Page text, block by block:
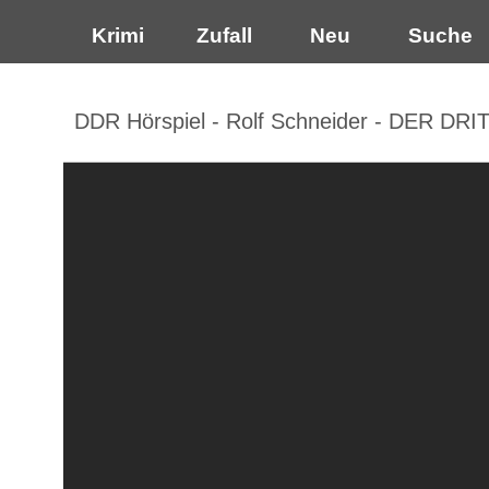
Krimi Zufall Neu Suche
DDR Hörspiel - Rolf Schneider - DER